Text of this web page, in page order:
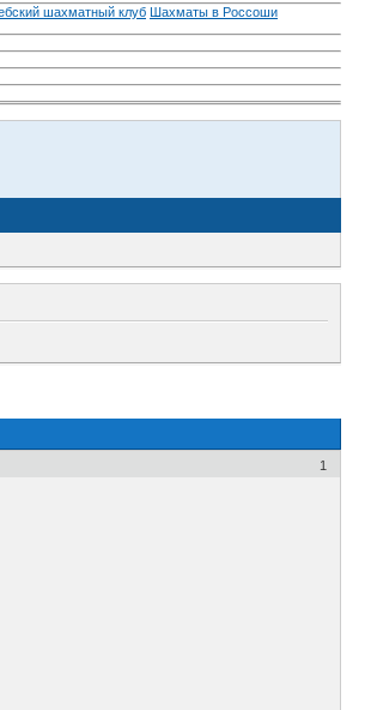
шахматный клуб Шахматы в Россоши
1